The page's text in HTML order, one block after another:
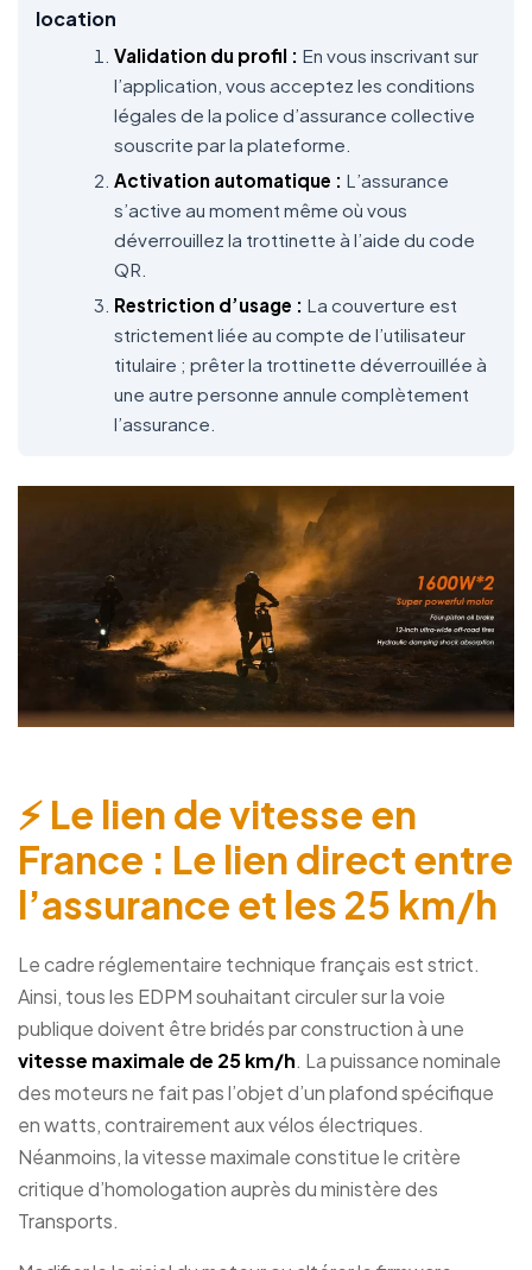
location
Validation du profil : En vous inscrivant sur
l’application, vous acceptez les conditions
légales de la police d’assurance collective
souscrite par la plateforme.
Activation automatique : L’assurance
s’active au moment même où vous
déverrouillez la trottinette à l’aide du code
QR.
Restriction d’usage : La couverture est
strictement liée au compte de l’utilisateur
titulaire ; prêter la trottinette déverrouillée à
une autre personne annule complètement
l’assurance.
⚡ Le lien de vitesse en
France : Le lien direct entre
l’assurance et les 25 km/h
Le cadre réglementaire technique français est strict.
Ainsi, tous les EDPM souhaitant circuler sur la voie
publique doivent être bridés par construction à une
vitesse maximale de 25 km/h. La puissance nominale
des moteurs ne fait pas l’objet d’un plafond spécifique
en watts, contrairement aux vélos électriques.
Néanmoins, la vitesse maximale constitue le critère
critique d’homologation auprès du ministère des
Transports.